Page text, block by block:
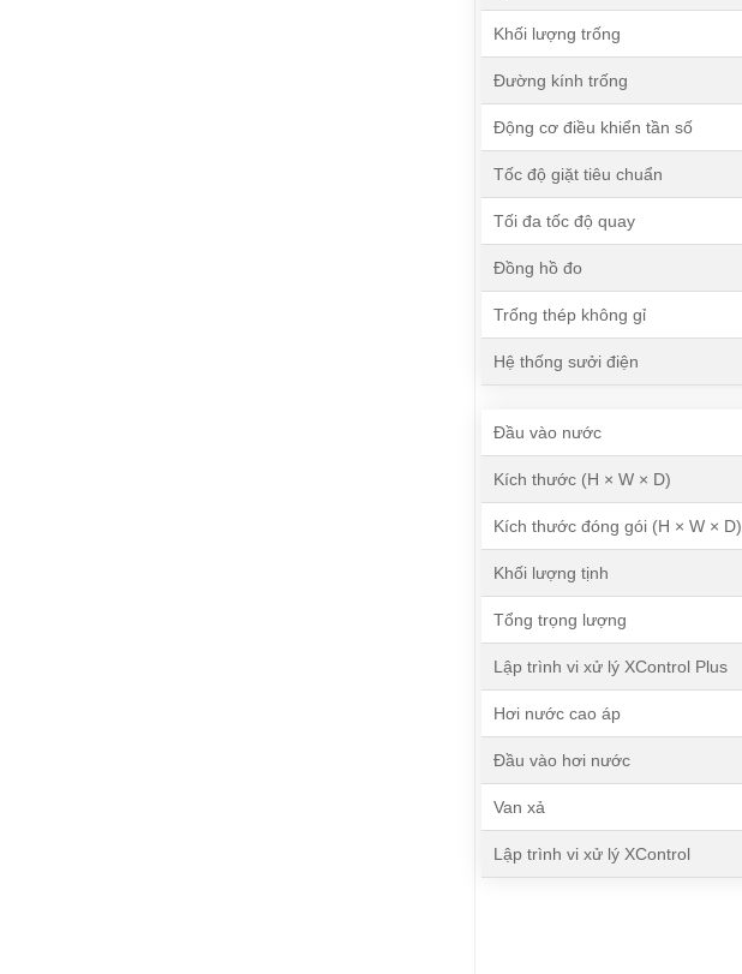
Khối lượng trống
Đường kính trống
Động cơ điều khiển tần số
Tốc độ giặt tiêu chuẩn
Tối đa tốc độ quay
Đồng hồ đo
Trống thép không gỉ
Hệ thống sưởi điện
Đầu vào nước
Kích thước (H × W × D)
Kích thước đóng gói (H × W × D)
Khối lượng tịnh
Tổng trọng lượng
Lập trình vi xử lý XControl Plus
Hơi nước cao áp
Đầu vào hơi nước
Van xả
Lập trình vi xử lý XControl